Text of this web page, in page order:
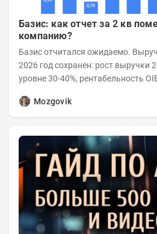
Базис: как отчет за 2 кв
компанию?
Базис отчитался ожидаемо.
2026 год сохранен: рост выручки 2026 ожидается на
уровне 30-40%, рентабельность OIBDA 60%.
Mozgovik